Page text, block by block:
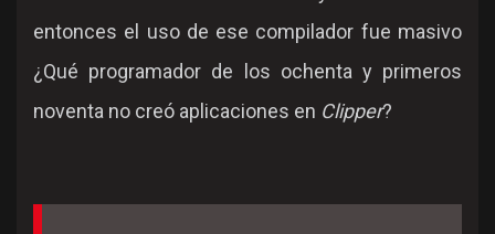
entonces el uso de ese compilador fue masivo
¿Qué programador de los ochenta y primeros
noventa no creó aplicaciones en Clipper?